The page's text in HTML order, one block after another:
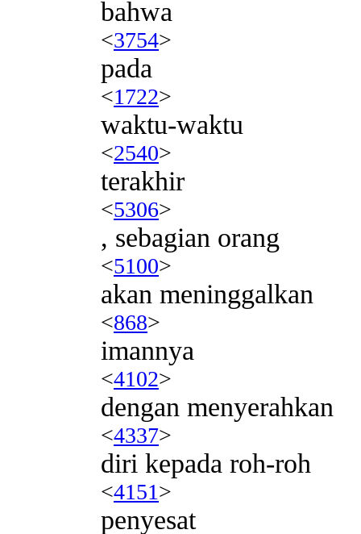
bahwa
<3754>
pada
<1722>
waktu-waktu
<2540>
terakhir
<5306>
, sebagian orang
<5100>
akan meninggalkan
<868>
imannya
<4102>
dengan menyerahkan
<4337>
diri kepada roh-roh
<4151>
penyesat